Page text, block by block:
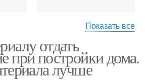
Дом из газобетона
Показать все
отдать
при постройки дома.
лучше